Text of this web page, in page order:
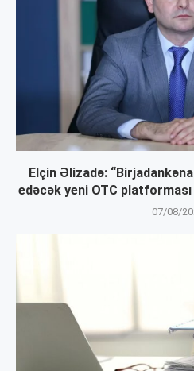
Elçin Əlizadə:
edəcək yeni OTC platforması
07/08/